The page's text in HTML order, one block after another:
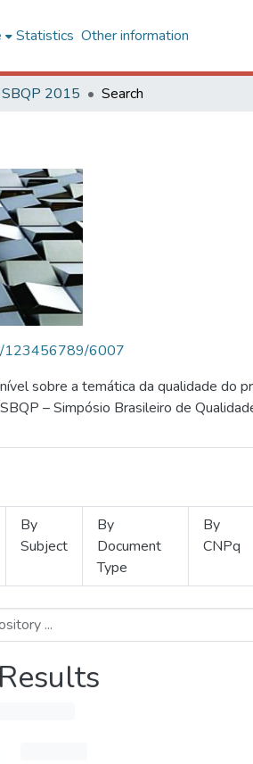
Statistics Other information
SBQP 2015 Search
123456789/6007
sobre a temática da qualidade do
– Simpósio Brasileiro de
By
Subject
By
Document
Type
By
CNPq